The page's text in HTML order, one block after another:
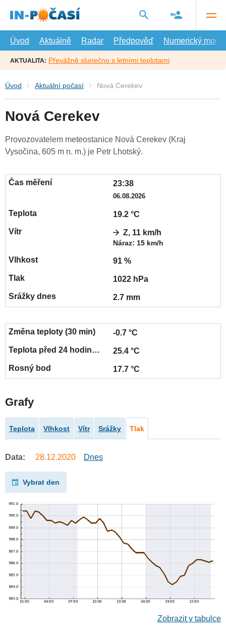
hlavní
Úvod
Aktuálně Radar Předpověď Numerický model
AKTUALITA: Převážně slunečno s letními teplotami
Úvod Aktuální počasí Nová Cerekev
Nová Cerekev
Provozovatelem meteostanice Nová Cerekev (Kraj
Vysočina, 605 m n. m.) je Petr Lhotský.
23:38
06.08.2026
19.2 °C
Z, 11 km/h
Náraz: 15 km/h
91 %
1022 hPa
2.7 mm
-0.7 °C
25.4 °C
17.7 °C
Grafy
Teplota Vlhkost Vítr Srážky Tlak
Data: 28.12.2020 Dnes
Vybrat den
Zobrazit v tabulce